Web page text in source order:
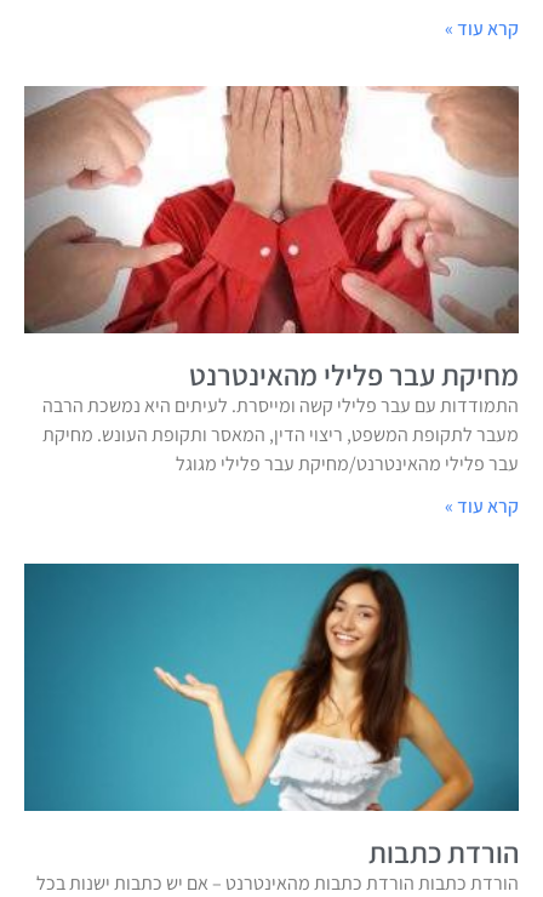
קרא עוד »
מחיקת עבר פלילי מהאינטרנט
התמודדות עם עבר פלילי קשה ומייסרת. לעיתים היא נמשכת הרבה
מעבר לתקופת המשפט, ריצוי הדין, המאסר ותקופת העונש. מחיקת
עבר פלילי מהאינטרנט/מחיקת עבר פלילי מגוגל
קרא עוד »
הורדת כתבות
הורדת כתבות הורדת כתבות מהאינטרנט – אם יש כתבות ישנות בכל